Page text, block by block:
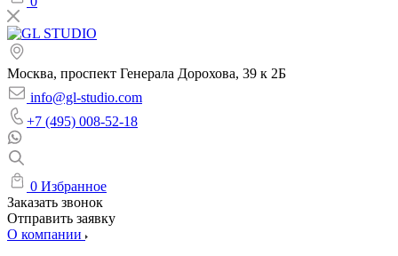
Москва, проспект Генерала Дорохова, 39 к 2Б
info@gl-studio.com
+7 (495) 008-52-18
0 Избранное
Заказать звонок
Отправить заявку
О компании